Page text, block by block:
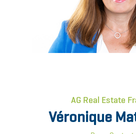
AG Real Estate
Véronique